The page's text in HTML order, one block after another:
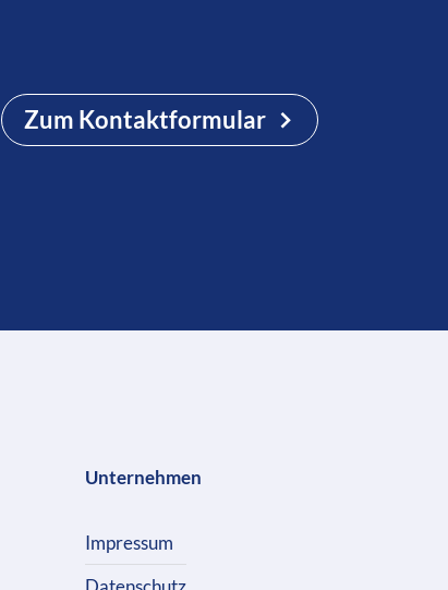
Zum Kontaktformular
Unternehmen
Impressum